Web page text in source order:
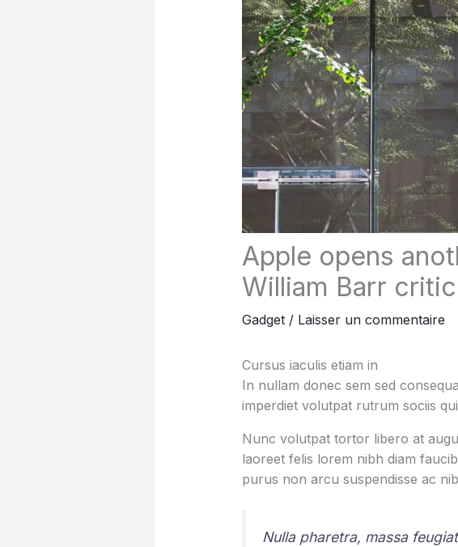
Apple opens
William Barr
Gadget/ Laisser un commentaire
Cursus iaculis etiam in
In nullam donec sem sed
imperdiet volutpat rutrum sociis
Nunc volutpat tortor libero at
laoreet felis lorem nibh diam
purus non arcu suspendisse ac
Nulla pharetra, massa